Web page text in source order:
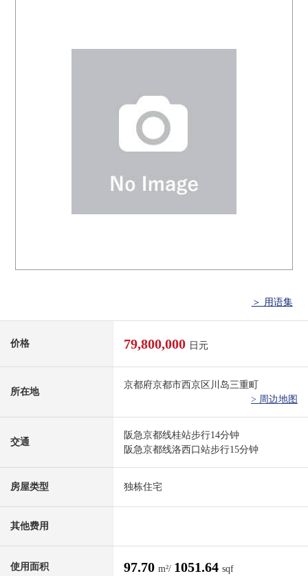
＞ 用语集
价格 79,800,000 日元
所在地
京都府京都市西京区川岛三重町
> 周边地图
交通
阪急京都线桂站步行14分钟
阪急京都线洛西口站步行15分钟
房屋类型 独栋住宅
其他费用
使用面积 97.70 m²/ 1051.64 sqf